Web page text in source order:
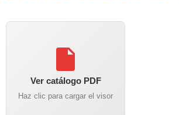
Ver catálogo PDF
Haz clic para cargar el visor